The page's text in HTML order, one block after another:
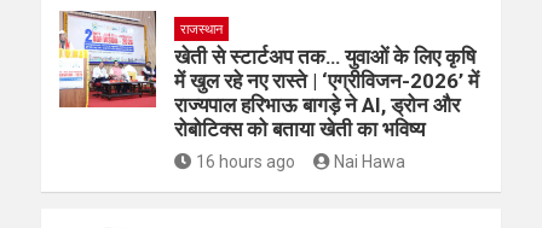
राजस्थान
खेती से स्टार्टअप तक… युवाओं के लिए कृषि
में खुल रहे नए रास्ते | ‘एग्रीविजन-2026’ में
राज्यपाल हरिभाऊ बागड़े ने AI, ड्रोन और
रोबोटिक्स को बताया खेती का भविष्य
16 hours ago Nai Hawa